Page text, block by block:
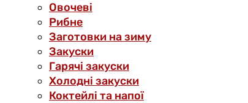
Овочеві
Рибне
Заготовки на зиму
Закуски
Гарячі закуски
Холодні закуски
Коктейлі та напої